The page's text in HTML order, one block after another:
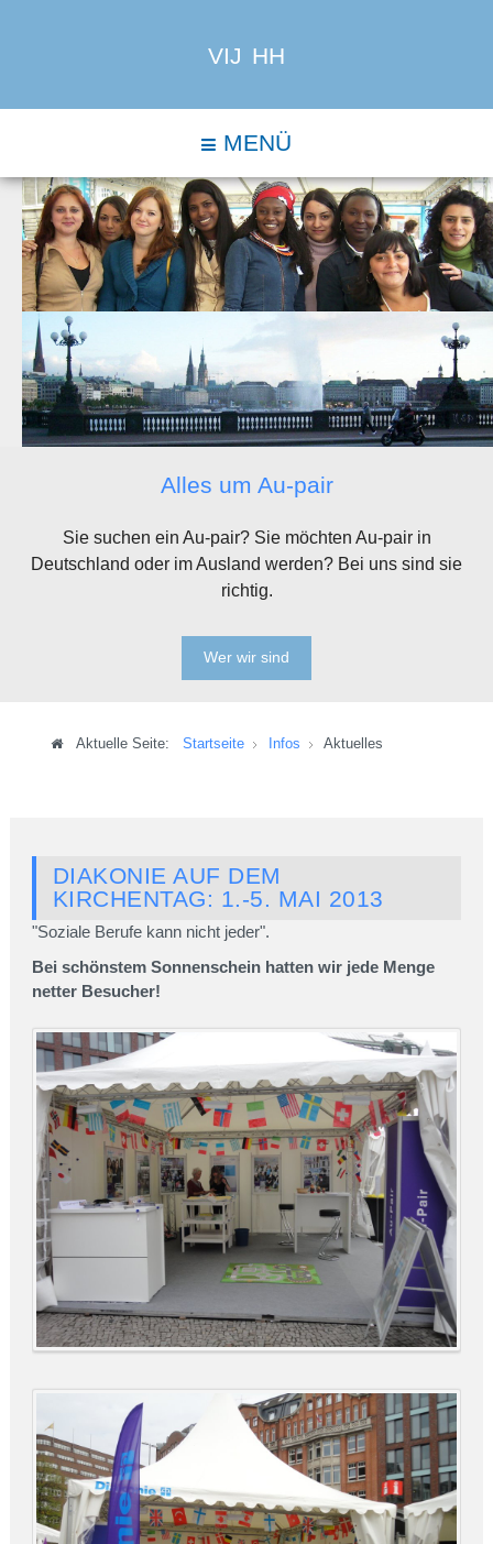
VIJ HH
MENÜ
Alles um Au-pair
Sie suchen ein Au-pair? Sie möchten Au-pair in
Deutschland oder im Ausland werden? Bei uns sind sie
richtig.
Wer wir sind
Aktuelle Seite:Startseite Infos Aktuelles
DIAKONIE AUF DEM
KIRCHENTAG: 1.-5. MAI 2013
"Soziale Berufe kann nicht jeder".
Bei schönstem Sonnenschein hatten wir jede Menge
netter Besucher!